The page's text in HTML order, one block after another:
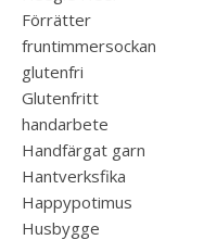
Förrätter
fruntimmersockan
glutenfri
Glutenfritt
handarbete
Handfärgat garn
Hantverksfika
Happypotimus
Husbygge